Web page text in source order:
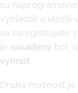
sú
vyhľadali a uložili
sa zaregistrujete
je nasadený bot,
vyhnúť
Druhá možnosť